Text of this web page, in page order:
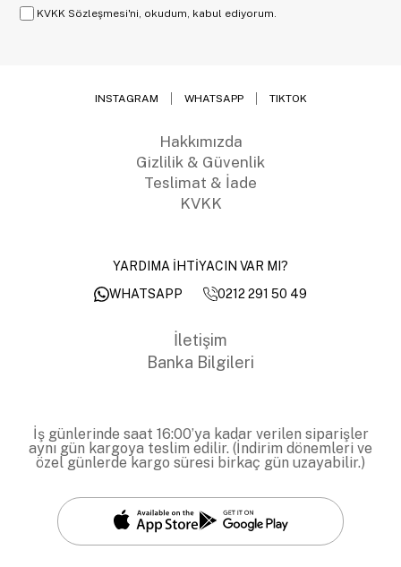
KVKK Sözleşmesi'ni, okudum, kabul ediyorum.
INSTAGRAM WHATSAPP TIKTOK
Hakkımızda
Gizlilik & Güvenlik
Teslimat & İade
KVKK
YARDIMA İHTİYACIN VAR MI?
WHATSAPP
0212 291 50 49
İletişim
Banka Bilgileri
İş günlerinde saat 16:00’ya kadar verilen siparişler
aynı gün kargoya teslim edilir. (İndirim dönemleri ve
özel günlerde kargo süresi birkaç gün uzayabilir.)